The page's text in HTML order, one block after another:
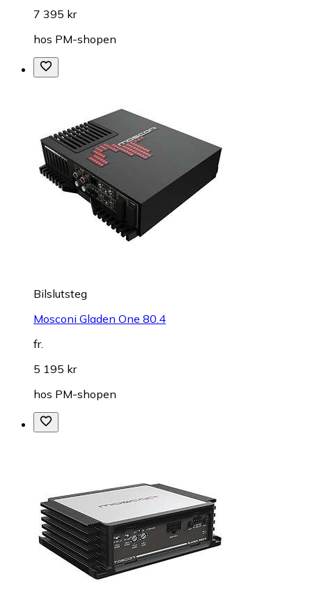
7 395 kr
hos PM-shopen
Bilslutsteg
Mosconi Gladen One 80.4
fr.
5 195 kr
hos PM-shopen